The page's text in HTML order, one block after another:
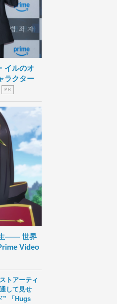
イルのオ
ラクター
P R
生―― 世界
Video
トアーティ
して見せ
” 「Hugs